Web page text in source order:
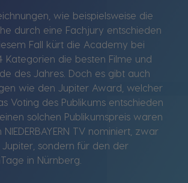
wie beispielsweise die
durch eine Fachjury entschieden
Fall kürt die Academy bei
Kategorien die besten Filme und
des Jahres. Doch es gibt auch
wie den Jupiter Award, welcher
Voting des Publikums entschieden
solchen Publikumspreis waren
TV nominiert, zwar
sondern für den der
in Nürnberg.